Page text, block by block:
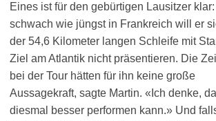
Eines ist für den gebürtigen Lausitzer
schwach wie jüngst in Frankreich will er
der 54,6 Kilometer langen Schleife mit
Ziel am Atlantik nicht präsentieren. Die
bei der Tour hätten für ihn keine große
Aussagekraft, sagte Martin. «Ich denke,
diesmal besser performen kann.» Und